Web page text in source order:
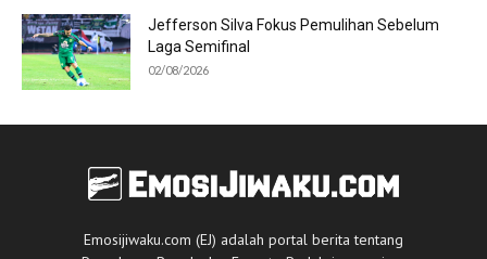
Jefferson Silva Fokus Pemulihan Sebelum
Laga Semifinal
02/08/2026
Emosijiwaku.com (EJ) adalah portal berita tentang